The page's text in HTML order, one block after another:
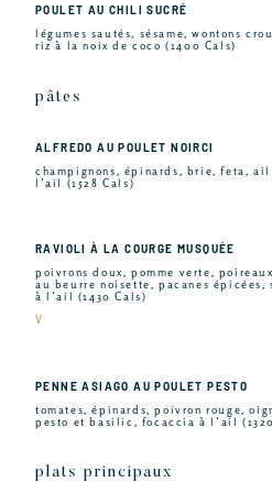
POULET AU CHILI SUCRÉ
légumes sautés, sésame, wontons
riz à la noix de coco (1400 Cals)
pâtes
ALFREDO AU POULET NOIRCI
champignons, épinards, brie, feta,
l’ail (1528 Cals)
RAVIOLI À LA COURGE MUSQUÉE
poivrons doux, pomme verte,
au beurre noisette, pacanes
à l’ail (1430 Cals)
V
PENNE ASIAGO AU POULET PESTO
tomates, épinards, poivron rouge,
pesto et basilic, focaccia à l’ail
plats principaux